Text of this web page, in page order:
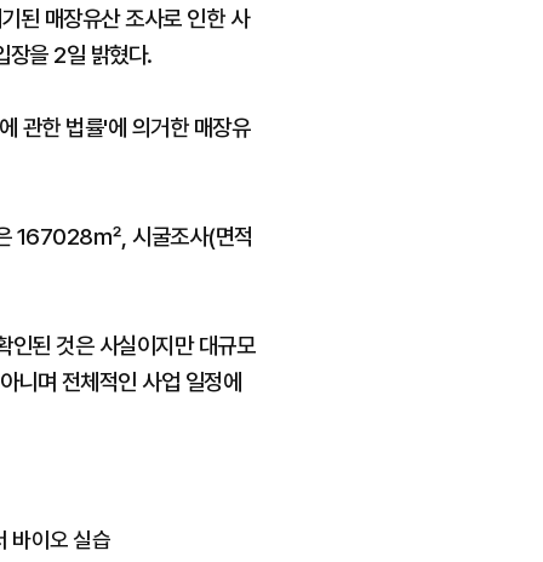
된 매장유산 조사로 인한 사
장을 2일 밝혔다.
관한 법률'에 의거한 매장유
167028㎡, 시굴조사(면적
인된 것은 사실이지만 대규모
니며 전체적인 사업 일정에
바이오 실습